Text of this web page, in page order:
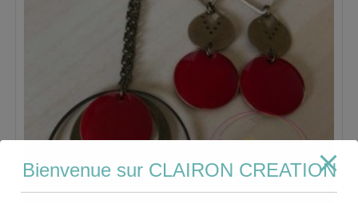
Bienvenue sur CLAIRON CREATION